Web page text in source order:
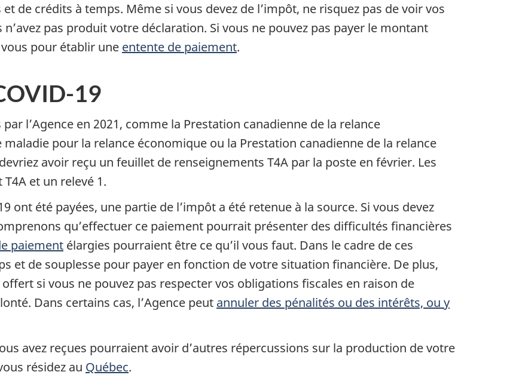
de crédits à temps. Même si vous devez de l’impôt, ne risquez pas de voir vos
pas produit votre déclaration. Si vous ne pouvez pas payer le montant
pour établir une entente de paiement.
19
l’Agence en 2021, comme la Prestation canadienne de la relance
pour la relance économique ou la Prestation canadienne de la relance
avoir reçu un feuillet de renseignements T4A par la poste en février. Les
et un relevé 1.
ont été payées, une partie de l’impôt a été retenue à la source. Si vous devez
qu’effectuer ce paiement pourrait présenter des difficultés financières
paiement élargies pourraient être ce qu’il vous faut. Dans le cadre de ces
et de souplesse pour payer en fonction de votre situation financière. De plus,
si vous ne pouvez pas respecter vos obligations fiscales en raison de
Dans certains cas, l’Agence peut annuler des pénalités ou des intérêts, ou y
avez reçues pourraient avoir d’autres répercussions sur la production de votre
résidez au Québec.